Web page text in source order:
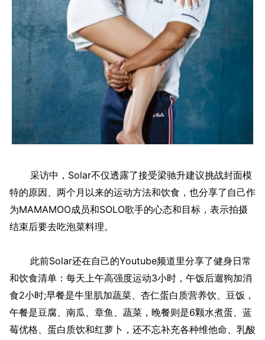
采访中，Solar不仅透露了接受梁驰升建议挑战封面模
特的原因、两个月以来的运动方法和饮食，也分享了自己作
为MAMAMOO成员和SOLO歌手的心态和目标，表示拍摄
结束后要去吃泡菜料理。
此前Solar还在自己的Youtube频道里分享了健身日常
和饮食清单：每天上午高强度运动3小时，午饭后遛狗加消
食2小时;早餐是牛里肌加蔬菜、杏仁蛋白质营养饮、豆饭，
午餐是豆腐、南瓜、章鱼、蔬菜，晚餐则是6颗水煮蛋、蓝
莓优格、蛋白质饮和红萝卜，还不忘补充各种维他命、乳酸